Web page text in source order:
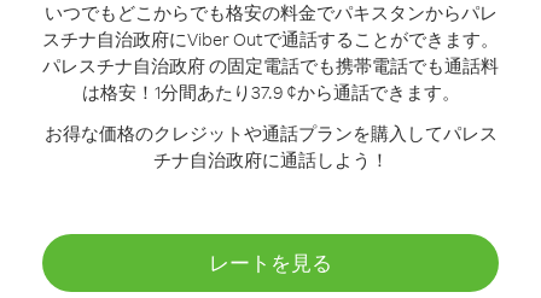
いつでもどこからでも格安の料金でパキスタンからパレ
スチナ自治政府にViber Outで通話することができます。
パレスチナ自治政府 の固定電話でも携帯電話でも通話料
は格安！1分間あたり37.9 ¢から通話できます。
お得な価格のクレジットや通話プランを購入してパレス
チナ自治政府に通話しよう！
レートを見る